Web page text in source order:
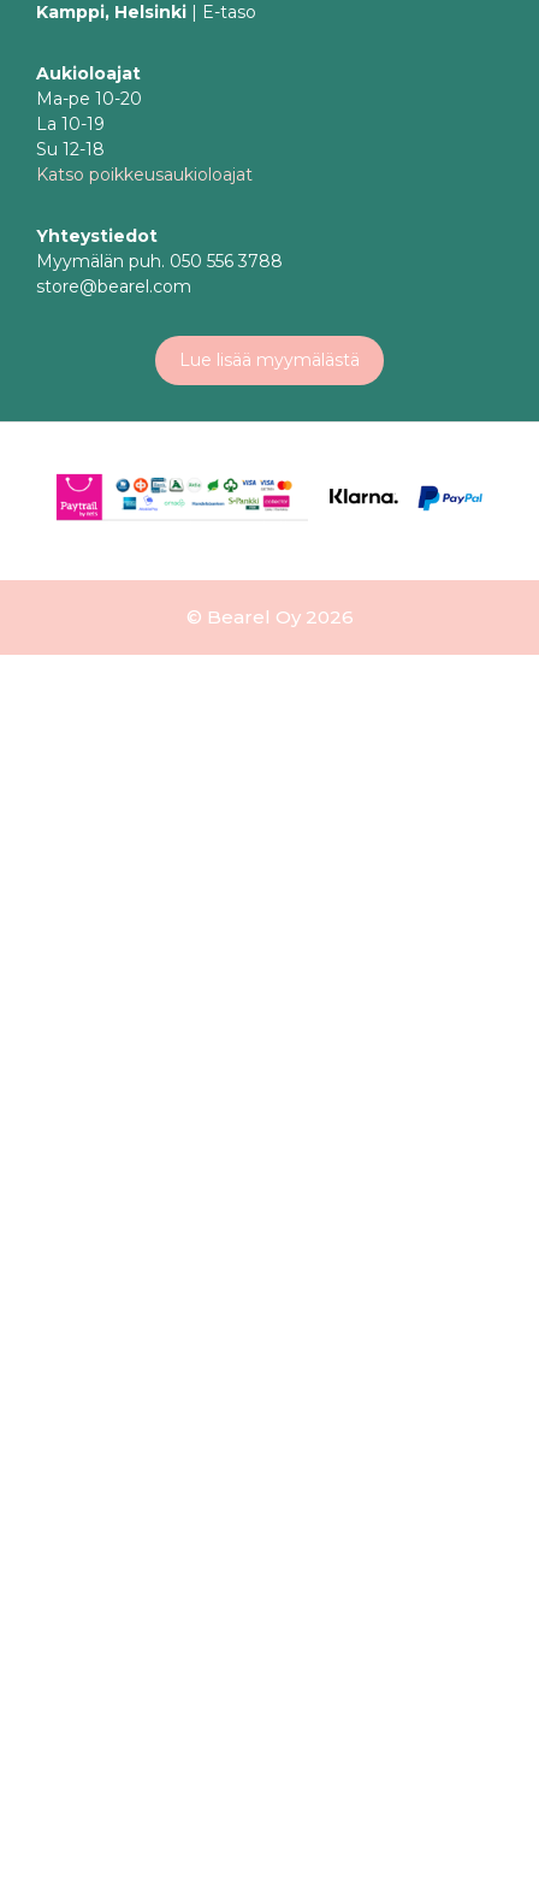
Kamppi, Helsinki | E-taso
Aukioloajat
Ma-pe 10-20
La 10-19
Su 12-18
Katso poikkeusaukioloajat
Yhteystiedot
Myymälän puh. 050 556 3788
store@bearel.com
Lue lisää myymälästä
© Bearel Oy 2026